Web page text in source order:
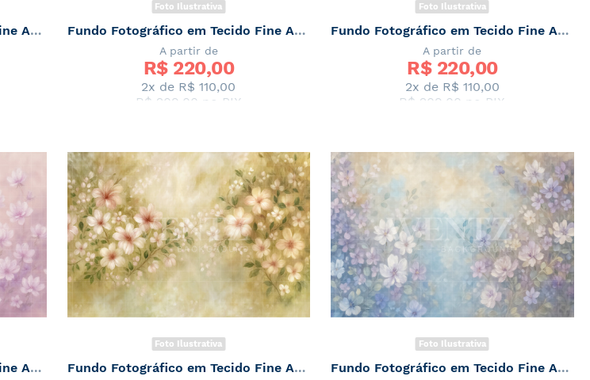
Fundo Fotográfico em Tecido Fine Art Floral / Backdrop 7842
Foto Ilustrativa
Fundo Fotográfico em Tecido Fine Art Floral / Backdrop 7079
A partir de
R$ 220,00
2x de R$ 110,00
R$ 209,00 no PIX
Foto Ilustrativa
Fundo Fotográfico em Tecido Fine Art Floral / Backdrop 7078
A partir de
R$ 220,00
2x de R$ 110,00
R$ 209,00 no PIX
Fundo Fotográfico em Tecido Fine Art Floral / Backdrop 7075
Foto Ilustrativa
Fundo Fotográfico em Tecido Fine Art Floral / Backdrop 7074
Foto Ilustrativa
Fundo Fotográfico em Tecido Fine Art Floral / Backdrop 7073